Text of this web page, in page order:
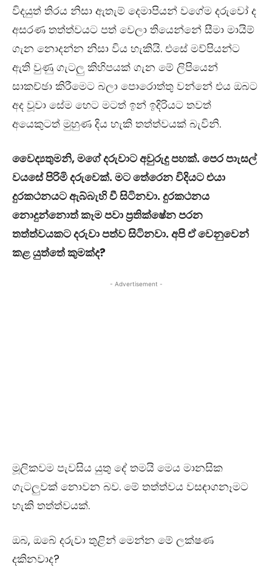
විදයුත් තිරය නිසා ඇතැම් දෙමාපියන් වගේම දරුවෝ ද
අසරණ තත්ත්වයට පත් වෙලා තියෙන්නේ සීමා මායිම්
ගැන නොදන්න නිසා විය හැකියි. එසේ මව්පියන්ට
ඇති වුණු ගැටලු කිහිපයක් ගැන මේ ලිපියෙන්
සාකච්ඡා කිරීමෙට බලා පොරොත්තු වන්නේ එය ඔබට
අද වූවා සේම හෙට මටත් ඉන් ඉදිරියට තවත්
අයෙකුටත් මුහුණ දිය හැකි තත්ත්වයක් බැවිනි.
වෛද්‍යතුමනි, මගේ දරුවාට අවුරුදු පහක්. පෙර පාැසල්
වයසේ පිරිමි දරුවෙක්. මට තේරෙන විදියට එයා
දුරකථනයට ඇබ්බැහි වී සිටිනවා. දුරකථනය
නොදුන්නොත් කෑම පවා ප්‍රතික්ෂේන පරන
තත්ත්වයකට දරුවා පත්ව සිටිනවා. අපි ඒ වෙනුවෙන්
කළ යුත්තේ කුමක්ද?
- Advertisement -
මූලිකවම පැවසිය යුතු දේ තමයි මෙය මානසික
ගැටලුවක් නොවන බව. මේ තත්ත්වය වසඳාගනෑමට
හැකි තත්ත්වයක්.
ඔබ, ඔබේ දරුවා තුළින් මෙන්න මේ ලක්ෂණ
දකිනවාද?